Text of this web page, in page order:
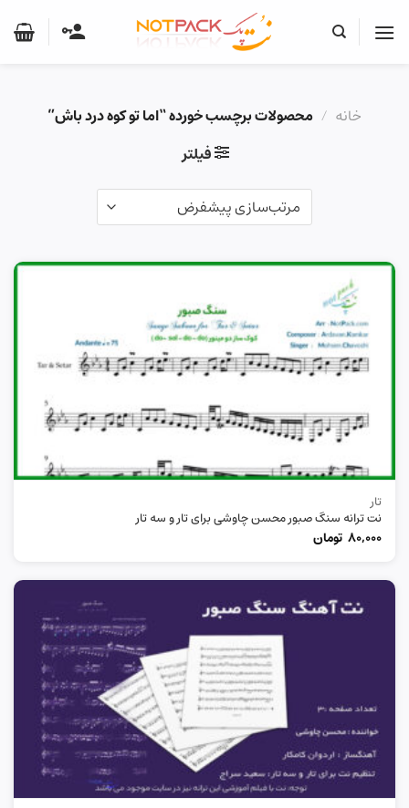
خانه / محصولات برچسب خورده “اما تو کوه درد باش”
فیلتر
تار
نت ترانه سنگ صبور محسن چاوشی برای تار و سه تار
80,000 تومان